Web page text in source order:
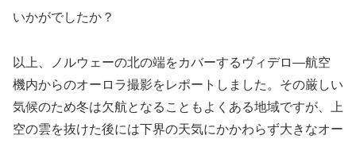
いかがでしたか？
以上、ノルウェーの北の端をカバーするヴィデロ―航空
機内からのオーロラ撮影をレポートしました。その厳しい
気候のため冬は欠航となることもよくある地域ですが、上
空の雲を抜けた後には下界の天気にかかわらず大きなオー